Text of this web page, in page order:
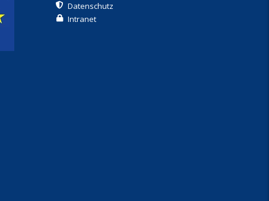
Datenschutz
Intranet